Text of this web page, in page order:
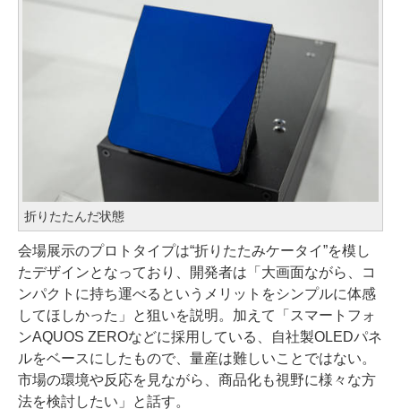
折りたたんだ状態
会場展示のプロトタイプは“折りたたみケータイ”を模し
たデザインとなっており、開発者は「大画面ながら、コ
ンパクトに持ち運べるというメリットをシンプルに体感
してほしかった」と狙いを説明。加えて「スマートフォ
ンAQUOS ZEROなどに採用している、自社製OLEDパネ
ルをベースにしたもので、量産は難しいことではない。
市場の環境や反応を見ながら、商品化も視野に様々な方
法を検討したい」と話す。